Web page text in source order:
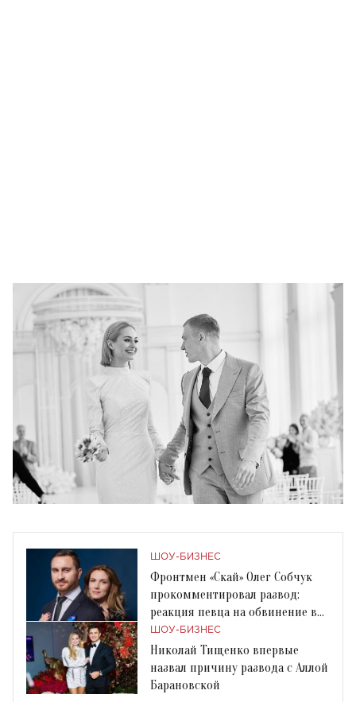
ШОУ-БИЗНЕС
Фронтмен «Скай» Олег Собчук
прокомментировал развод:
реакция певца на обвинение в
жадности
ШОУ-БИЗНЕС
Николай Тищенко впервые
назвал причину развода с Аллой
Барановской